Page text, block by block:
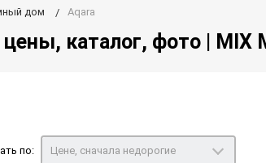
дом Aqara
каталог, фото | MIX
по: Цене, сначала недорогие